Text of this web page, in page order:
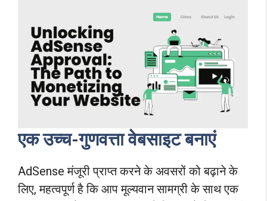
एक उच्च-गुणवत्ता वेबसाइट बनाएं
AdSense मंजूरी प्राप्त करने के अवसरों को बढ़ाने के
लिए, महत्वपूर्ण है कि आप मूल्यवान सामग्री के साथ एक